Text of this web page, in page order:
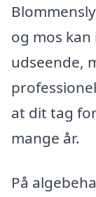
og mos
udseende,
at dit tag
mange år.
På